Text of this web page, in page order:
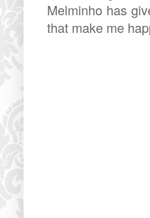
Melminho has
that make me